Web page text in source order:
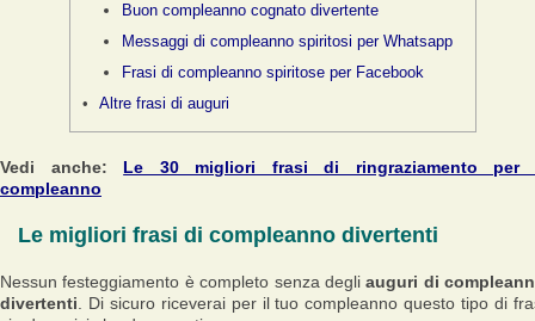
Buon compleanno cognato divertente
Messaggi di compleanno spiritosi per Whatsapp
Frasi di compleanno spiritose per Facebook
Altre frasi di auguri
Vedi anche: Le 30 migliori frasi di ringraziamento per
compleanno
Le migliori frasi di compleanno divertenti
Nessun festeggiamento è completo senza degliauguri di
divertenti . Di sicuro riceverai per il tuo compleanno questo tipo di